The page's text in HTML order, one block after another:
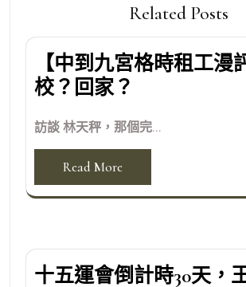
Related Posts
【中到九宮格時租工漫
校？回家？
訪談 林天秤，那個完...
Read More
十五運會倒計時30天，